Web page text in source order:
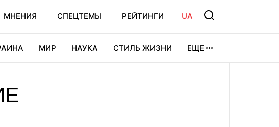
МНЕНИЯ СПЕЦТЕМЫ РЕЙТИНГИ UA
МИР НАУКА СТИЛЬ ЖИЗНИ ЕЩЕ